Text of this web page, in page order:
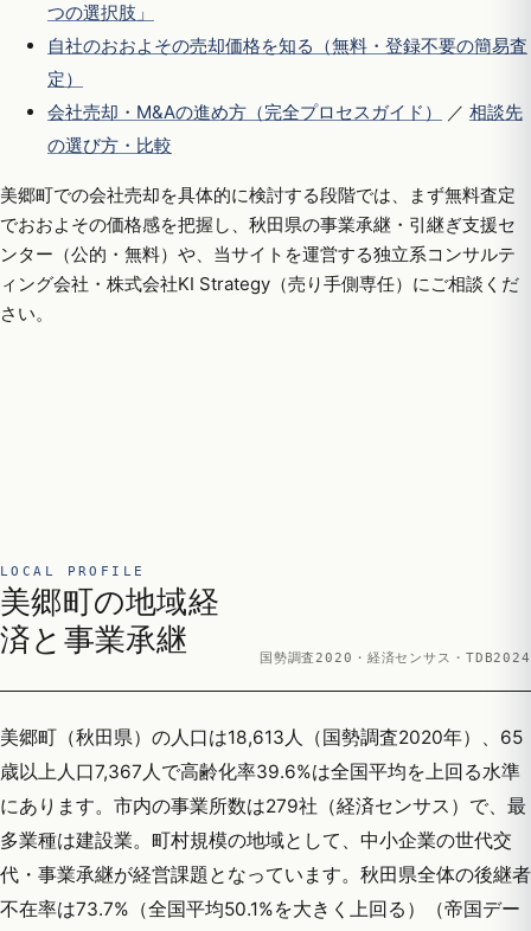
つの選択肢」
自社のおおよその売却価格を知る（無料・登録不要の簡易査
定）
会社売却・M&Aの進め方（完全プロセスガイド）
／ 相談先
の選び方・比較
美郷町での会社売却を具体的に検討する段階では、まず無料査定
でおおよその価格感を把握し、秋田県の事業承継・引継ぎ支援セ
ンター（公的・無料）や、当サイトを運営する独立系コンサルテ
ィング会社・株式会社KI Strategy（売り手側専任）にご相談くだ
さい。
LOCAL PROFILE
美郷町の地域経
済と事業承継
国勢調査2020・経済センサス・TDB2024
美郷町（秋田県）の人口は18,613人（国勢調査2020年）、65
歳以上人口7,367人で高齢化率39.6%は全国平均を上回る水準
にあります。市内の事業所数は279社（経済センサス）で、最
多業種は建設業。町村規模の地域として、中小企業の世代交
代・事業承継が経営課題となっています。秋田県全体の後継者
不在率は73.7%（全国平均50.1%を大きく上回る）（帝国デー